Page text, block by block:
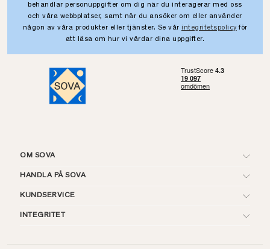
behandlar personuppgifter om dig när du interagerar med oss
och våra webbplatser, samt när du ansöker om eller använder
någon av våra produkter eller tjänster. Se vår integritetspolicy för
att läsa om hur vi vårdar dina uppgifter.
OM SOVA
HANDLA PÅ SOVA
KUNDSERVICE
INTEGRITET